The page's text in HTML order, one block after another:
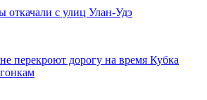
откачали с улиц Улан-Удэ
перекроют дорогу на время Кубка